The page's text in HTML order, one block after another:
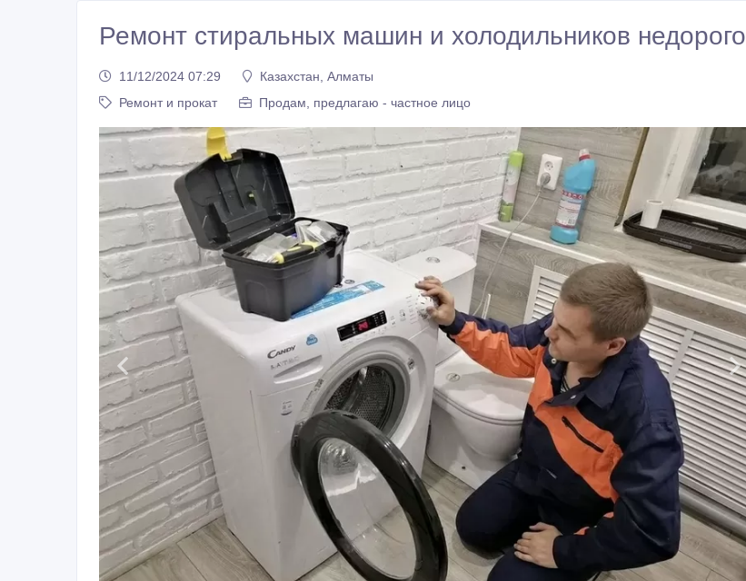
Ремонт cтиральныx мaшин и холодильников недорого
11/12/2024 07:29
Казахстан, Алматы
Ремонт и прокат
Продам, предлагаю - частное лицо